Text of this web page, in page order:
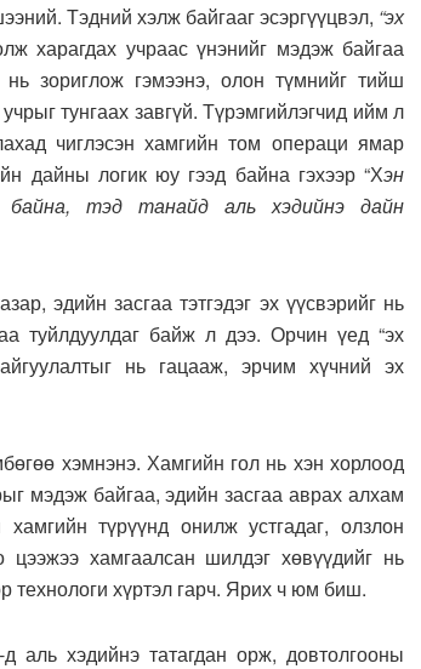
Тэдний хэлж байгааг эсэргүүцвэл, “эх
харагдах учраас үнэнийг мэдэж байгаа
нь зориглож гэмээнэ, олон түмнийг тийш
тунгаах завгүй. Түрэмгийлэгчид ийм л
чиглэсэн хамгийн том операци ямар
дайны логик юу гээд байна гэхээр “Хэн
тэд танайд аль хэдийнэ дайн
эдийн засгаа тэтгэдэг эх үүсвэрийг нь
туйлдуулдаг байж л дээ. Орчин үед “эх
нь гацааж, эрчим хүчний эх
хэмнэнэ. Хамгийн гол нь хэн хорлоод
мэдэж байгаа, эдийн засгаа аврах алхам
түрүүнд онилж устгадаг, олзлон
хамгаалсан шилдэг хөвүүдийг нь
технологи хүртэл гарч. Ярих ч юм биш.
хэдийнэ татагдан орж, довтолгооны